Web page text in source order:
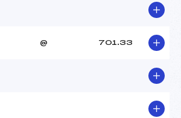
@ 701.33